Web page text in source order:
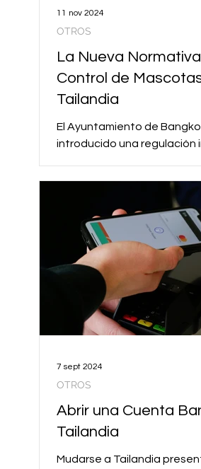
La Nueva
Control de
Tailandia
El Ayuntamiento de
introducido una regulación
OTROS
11 nov 2024
Abrir una Cuenta
Tailandia
Mudarse a Tailandia
OTROS
7 sept 2024